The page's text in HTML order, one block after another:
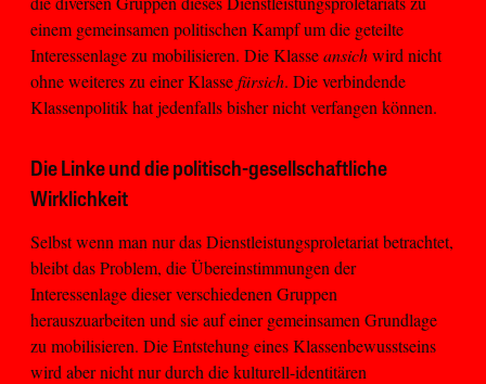
einem gemeinsamen politischen Kampf um die geteilte
Interessenlage zu mobilisieren. Die Klasseansichwird nicht
ohne weiteres zu einer Klassefürsich. Die verbindende
Klassenpolitik hat jedenfalls bisher nicht verfangen können.
Die Linke und die politisch-gesellschaftliche
Wirklichkeit
Selbst wenn man nur das Dienstleistungsproletariat betrachtet,
bleibt das Problem, die Übereinstimmungen der
Interessenlage dieser verschiedenen Gruppen
herauszuarbeiten und sie auf einer gemeinsamen Grundlage
zu mobilisieren. Die Entstehung eines Klassenbewusstseins
wird aber nicht nur durch die kulturell-identitären